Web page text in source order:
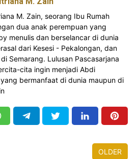
M. Zain, seorang Ibu Rumah
dua anak perempuan yang
menulis dan berselancar di dunia
dari Kesesi - Pekalongan, dan
Semarang. Lulusan Pascasarjana
cita ingin menjadi Abdi
bermanfaat di dunia maupun di
OLDER